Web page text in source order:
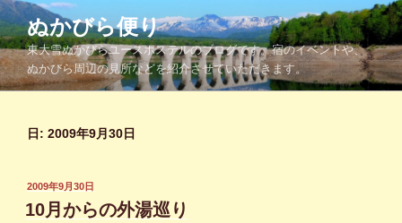
コ
ン
テ
ン
ツ
ぬかびら便り
東大雪ぬかびらユースホステルのブログです。宿のイベントや、
ぬかびら周辺の見所などを紹介させていただきます。
日: 2009年9月30日
投
稿
日:
2009年9月30日
10月からの外湯巡り